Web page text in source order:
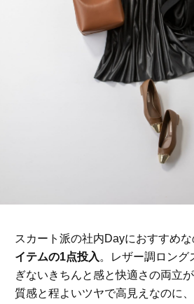
スカート派の社内Dayにおすすめな
イテムの1点投入 。レザー調ロング
ぎないきちんと感と快適さの両立
質感と程よいツヤで高見えなのに